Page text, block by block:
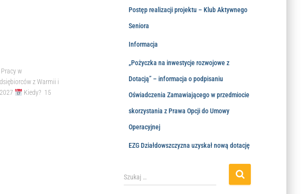
w
z Warmii i
Kiedy? 15
Postęp realizacji projektu – Klub Aktywnego
Seniora
Informacja
„Pożyczka na inwestycje rozwojowe z
Dotacją” – informacja o podpisaniu
Oświadczenia Zamawiającego w przedmiocie
skorzystania z Prawa Opcji do Umowy
Operacyjnej
EZG Działdowszczyzna uzyskał nową dotację
Szukaj …